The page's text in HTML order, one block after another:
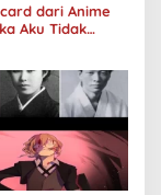
dari Anime
Aku Tidak